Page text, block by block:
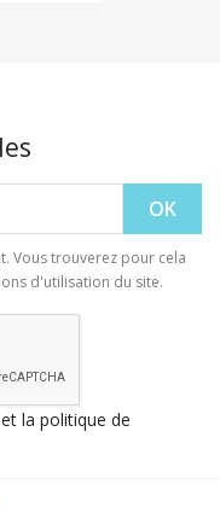
Vous trouverez pour cela
d'utilisation du site.
la politique de